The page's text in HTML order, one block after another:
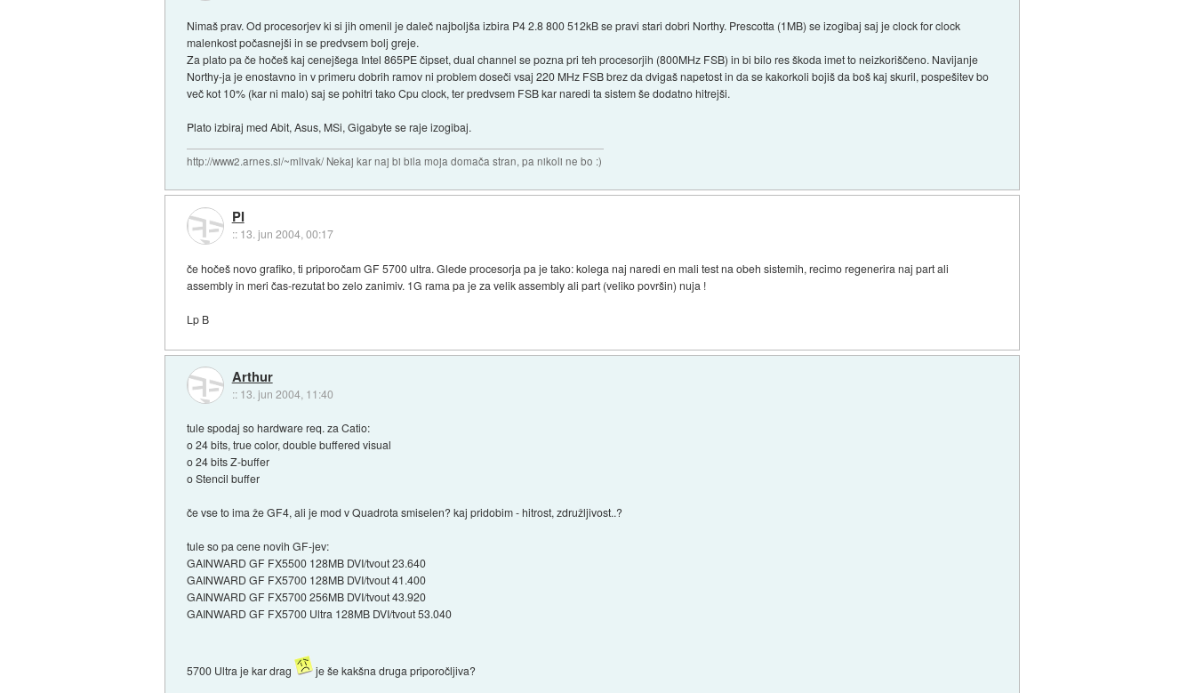
Nimaš prav. Od procesorjev ki si jih omenil je daleč najboljša izbira P4 2.8 800 512kB se pravi stari dobri Northy. Prescotta (1MB) se izogibaj saj je clock for clock
malenkost počasnejši in se predvsem bolj greje.
Za plato pa če hočeš kaj cenejšega Intel 865PE čipset, dual channel se pozna pri teh procesorjih (800MHz FSB) in bi bilo res škoda imet to neizkoriščeno. Navijanje
Northy-ja je enostavno in v primeru dobrih ramov ni problem doseči vsaj 220 MHz FSB brez da dvigaš napetost in da se kakorkoli bojiš da boš kaj skuril, pospešitev bo
več kot 10% (kar ni malo) saj se pohitri tako Cpu clock, ter predvsem FSB kar naredi ta sistem še dodatno hitrejši.
Plato izbiraj med Abit, Asus, MSi, Gigabyte se raje izogibaj.
http://www2.arnes.si/~mlivak/ Nekaj kar naj bi bila moja domača stran, pa nikoli ne bo :)
PI
:: 13. jun 2004, 00:17
če hočeš novo grafiko, ti priporočam GF 5700 ultra. Glede procesorja pa je tako: kolega naj naredi en mali test na obeh sistemih, recimo regenerira naj part ali
assembly in meri čas-rezutat bo zelo zanimiv. 1G rama pa je za velik assembly ali part (veliko površin) nuja !
Lp B
Arthur
:: 13. jun 2004, 11:40
tule spodaj so hardware req. za Catio:
o 24 bits, true color, double buffered visual
o 24 bits Z-buffer
o Stencil buffer
če vse to ima že GF4, ali je mod v Quadrota smiselen? kaj pridobim - hitrost, združljivost..?
tule so pa cene novih GF-jev:
GAINWARD GF FX5500 128MB DVI/tvout 23.640
GAINWARD GF FX5700 128MB DVI/tvout 41.400
GAINWARD GF FX5700 256MB DVI/tvout 43.920
GAINWARD GF FX5700 Ultra 128MB DVI/tvout 53.040
5700 Ultra je kar drag je še kakšna druga priporočljiva?